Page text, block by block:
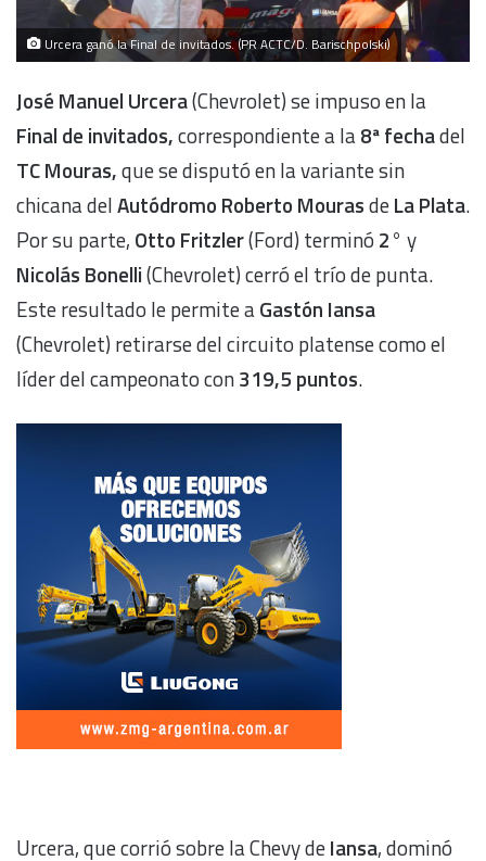
Urcera ganó la Final de invitados. (PR ACTC/D. Barischpolski)
José Manuel Urcera(Chevrolet) se impuso en la
Final de invitados,correspondiente a la8ª fechadel
TC Mouras,que se disputó en la variante sin
chicana delAutódromo Roberto MourasdeLa Plata.
Por su parte, Otto Fritzler(Ford) terminó 2° y
Nicolás Bonelli(Chevrolet)cerró el trío de punta.
Este resultado le permite aGastón Iansa
(Chevrolet) retirarse del circuito platense como el
líder del campeonato con319,5 puntos.
Urcera, que corrió sobre la Chevy deIansa, dominó